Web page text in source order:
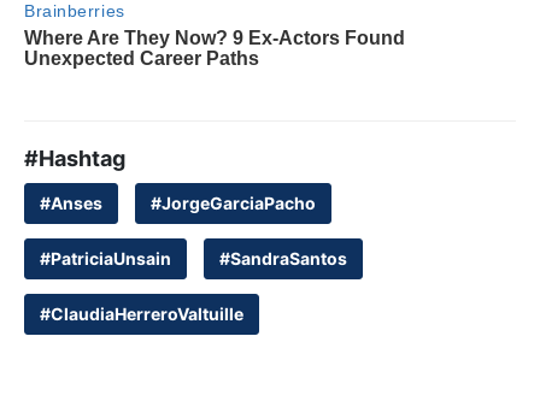
#Hashtag
#Anses #JorgeGarciaPacho
#PatriciaUnsain #SandraSantos
#ClaudiaHerreroValtuille